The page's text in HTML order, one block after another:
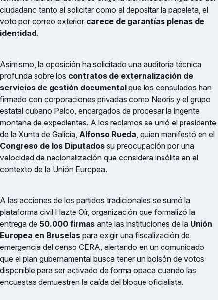
ciudadano tanto al solicitar como al depositar la papeleta, el
voto por correo exterior carece de garantías plenas de
identidad.
Asimismo, la oposición ha solicitado una auditoría técnica
profunda sobre los contratos de externalización de
servicios de gestión documental que los consulados han
firmado con corporaciones privadas como Neoris y el grupo
estatal cubano Palco, encargados de procesar la ingente
montaña de expedientes. A los reclamos se unió el presidente
de la Xunta de Galicia, Alfonso Rueda , quien manifestó en el
Congreso de los Diputados su preocupación por una
velocidad de nacionalización que considera insólita en el
contexto de la Unión Europea.
A las acciones de los partidos tradicionales se sumó la
plataforma civil Hazte Oír, organización que formalizó la
entrega de 50.000 firmas ante las instituciones de la Unión
Europea en Bruselas para exigir una fiscalización de
emergencia del censo CERA, alertando en un comunicado
que el plan gubernamental busca tener un bolsón de votos
disponible para ser activado de forma opaca cuando las
encuestas demuestren la caída del bloque oficialista.